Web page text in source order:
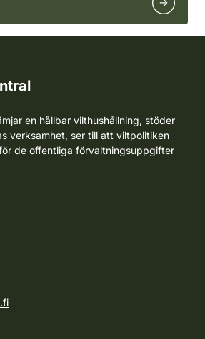
en hållbar vilthushållning, stöder
verksamhet, ser till att viltpolitiken
de offentliga förvaltningsuppgifter